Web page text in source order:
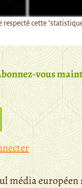
cette
vous
média